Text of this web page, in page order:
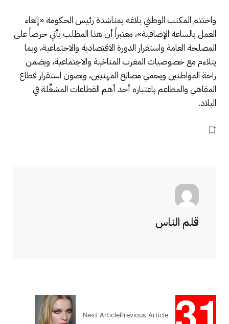
واختتم المكتب الوطني بلاغه بمناشدة رئيس الحكومة «إلغاء
العمل بالساعة الإضافية»، معتبراً أن هذا المطلب يأتي حرصاً على
المصلحة العامة واستقرار الدورة الاقتصادية والاجتماعية، وبما
يتلاءم مع خصوصيات المغرب المناخية والاجتماعية، ويضمن
راحة المواطنين ويحمي مصالح المهنيين، ويصون استقرار قطاع
المقاهي والمطاعم باعتباره أحد أهم القطاعات المشغِّلة في
البلاد.
قلم الناس
Previous Article
Next Article